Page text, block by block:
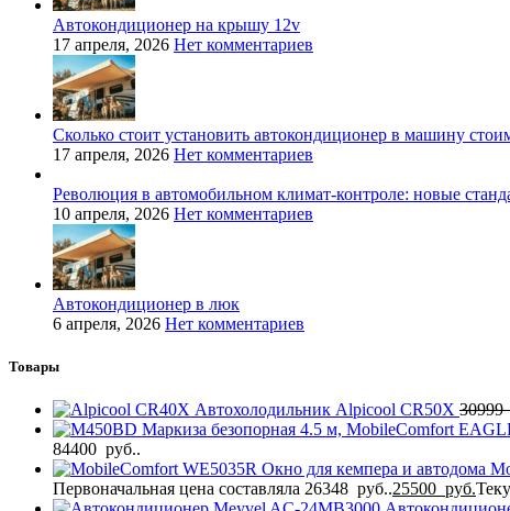
Автокондиционер на крышу 12v
17 апреля, 2026 Нет комментариев
Сколько стоит установить автокондиционер в машину
17 апреля, 2026 Нет комментариев
Революция в автомобильном климат-контроле: новые
10 апреля, 2026 Нет комментариев
Автокондиционер в люк
6 апреля, 2026 Нет комментариев
Товары
Автохолодильник Alpicool CR50X 30999
Маркиза безопорная 4.5 м, MobileComfort
84400 руб..
Окно для кемпера и автодома
Первоначальная цена составляла 26348 руб..25500 руб.